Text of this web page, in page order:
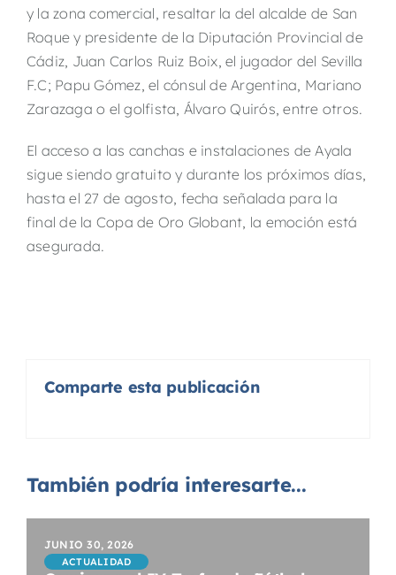
y la zona comercial, resaltar la del alcalde de San
Roque y presidente de la Diputación Provincial de
Cádiz, Juan Carlos Ruiz Boix, el jugador del Sevilla
F.C; Papu Gómez, el cónsul de Argentina, Mariano
Zarazaga o el golfista, Álvaro Quirós, entre otros.
El acceso a las canchas e instalaciones de Ayala
sigue siendo gratuito y durante los próximos días,
hasta el 27 de agosto, fecha señalada para la
final de la Copa de Oro Globant, la emoción está
asegurada.
Comparte esta publicación
También podría interesarte...
JUNIO 30, 2026
ACTUALIDAD